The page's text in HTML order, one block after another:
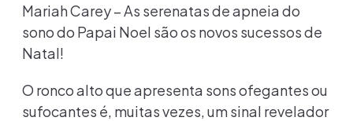
Mariah Carey – As serenatas de apneia do
sono do Papai Noel são os novos sucessos de
Natal!
O ronco alto que apresenta sons ofegantes ou
sufocantes é, muitas vezes, um sinal revelador